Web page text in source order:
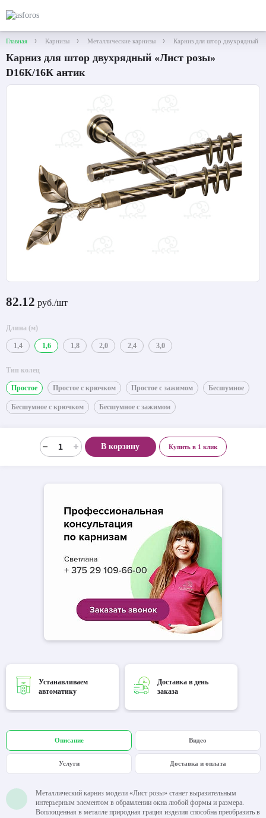
Главная Карнизы Металлические карнизы Карниз для штор двухрядный
Карниз для штор двухрядный «Лист розы»
D16К/16К антик
82.12 руб./шт
Длина (м)
1,4 1,6 1,8 2,0 2,4 3,0
Тип колец
Простое Простое с крючком Простое с зажимом Бесшумное
Бесшумное с крючком Бесшумное с зажимом
В корзину Купить в 1 клик
Устанавливаем
автоматику
Доставка в день
заказа
Описание Видео
Услуги Доставка и оплата
Металлический карниз модели «Лист розы» станет выразительным
интерьерным элементом в обрамлении окна любой формы и размера.
Воплощенная в металле природная грация изделия способна преобразить в